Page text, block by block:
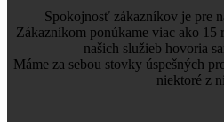
Spokojnosť zákazníkov je pre
Zákazníkom ponúkame viac ako 15
našich služieb hovoria
Máme za sebou stovky úspešných
niektoré z